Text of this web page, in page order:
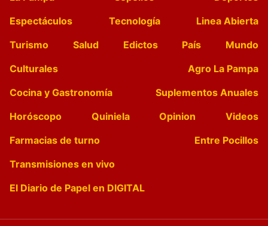
Espectáculos
Tecnología
Linea Abierta
Turismo
Salud Edictos País
Mundo
Culturales
Agro La Pampa
Cocina y Gastronomía
Suplementos Anuales
Horóscopo
Quiniela Opinion
Videos
Farmacias de turno
Entre Pocillos
Transmisiones en vivo
El Diario de Papel en DIGITAL